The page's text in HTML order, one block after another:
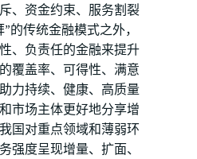
、资金约束、服务割裂
的传统金融模式之外，
、负责任的金融来提升
覆盖率、可得性、满意
力持续、健康、高质量
市场主体更好地分享增
国对重点领域和薄弱环
强度呈现增量、扩面、